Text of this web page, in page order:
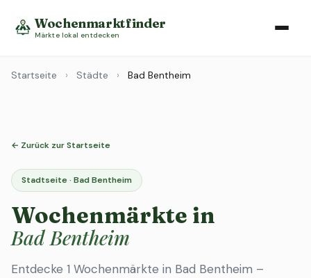
Wochenmarktfinder
Märkte lokal entdecken
Startseite › Städte › Bad Bentheim
← Zurück zur Startseite
Stadtseite · Bad Bentheim
Wochenmärkte in
Bad Bentheim
Entdecke 1 Wochenmärkte in Bad Bentheim –